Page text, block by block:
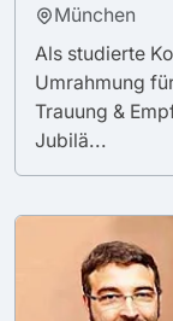
München
Als studierte
Umrahmung
Trauung &
Jubilä...